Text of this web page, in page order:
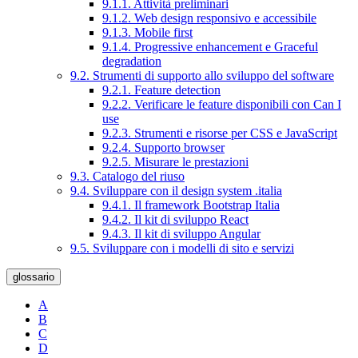
9.1.1. Attività preliminari
9.1.2. Web design responsivo e accessibile
9.1.3. Mobile first
9.1.4. Progressive enhancement e Graceful
degradation
9.2. Strumenti di supporto allo sviluppo del software
9.2.1. Feature detection
9.2.2. Verificare le feature disponibili con Can I
use
9.2.3. Strumenti e risorse per CSS e JavaScript
9.2.4. Supporto browser
9.2.5. Misurare le prestazioni
9.3. Catalogo del riuso
9.4. Sviluppare con il design system .italia
9.4.1. Il framework Bootstrap Italia
9.4.2. Il kit di sviluppo React
9.4.3. Il kit di sviluppo Angular
9.5. Sviluppare con i modelli di sito e servizi
glossario
A
B
C
D